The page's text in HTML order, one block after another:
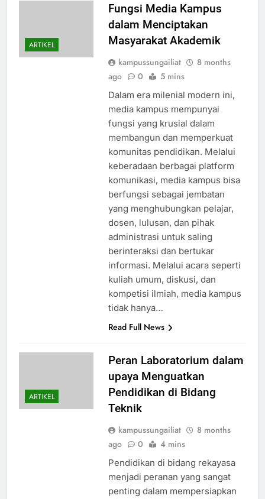
ARTIKEL
Fungsi Media Kampus
dalam Menciptakan
Masyarakat Akademik
kampussungailiat
8 months
ago
0 5 mins
Dalam era milenial modern ini,
media kampus mempunyai
fungsi yang krusial dalam
membangun dan memperkuat
komunitas pendidikan. Melalui
keberadaan berbagai platform
komunikasi, media kampus bisa
berfungsi sebagai jembatan
yang menghubungkan pelajar,
dosen, lulusan, dan pihak
administrasi untuk saling
berinteraksi dan bertukar
informasi. Melalui acara seperti
kuliah umum, diskusi, dan
kompetisi ilmiah, media kampus
tidak hanya…
Read Full News
ARTIKEL
Peran Laboratorium dalam
upaya Menguatkan
Pendidikan di Bidang
Teknik
kampussungailiat
8 months
ago
0 4 mins
Pendidikan di bidang rekayasa
menjadi peranan yang sangat
penting dalam mempersiapkan